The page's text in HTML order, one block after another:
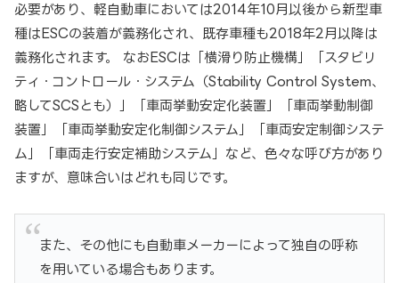
必要があり、軽自動車においては2014年10月以後から新型車
種はESCの装着が義務化され、既存車種も2018年2月以降は
義務化されます。 なおESCは「横滑り防止機構」「スタビリ
ティ・コントロール・システム（Stability Control System、
略してSCSとも）」「車両挙動安定化装置」「車両挙動制御
装置」「車両挙動安定化制御システム」「車両安定制御システ
ム」「車両走行安定補助システム」など、色々な呼び方があり
ますが、意味合いはどれも同じです。
また、その他にも自動車メーカーによって独自の呼称
を用いている場合もあります。